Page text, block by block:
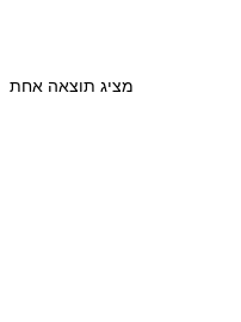
מציג תוצאה אחת